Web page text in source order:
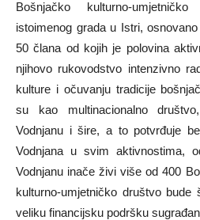
Bošnjačko kulturno-
istoimenog grada u Istri,
50 člana od kojih je polovina
njihovo rukovodstvo intenzivno
kulture i očuvanju tradicije
su kao multinacionalno
Vodnjanu i šire, a to potvrđuje
Vodnjana u svim aktivnostima,
Vodnjanu inače živi više od 400
kulturno-umjetničko društvo
veliku financijsku podršku